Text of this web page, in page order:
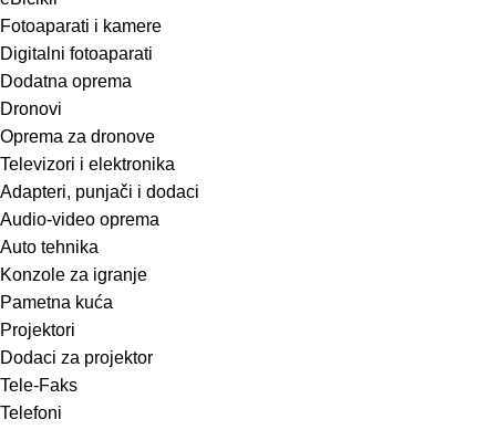
Fotoaparati i kamere
Digitalni fotoaparati
Dodatna oprema
Dronovi
Oprema za dronove
Televizori i elektronika
Adapteri, punjači i dodaci
Audio-video oprema
Auto tehnika
Konzole za igranje
Pametna kuća
Projektori
Dodaci za projektor
Tele-Faks
Telefoni